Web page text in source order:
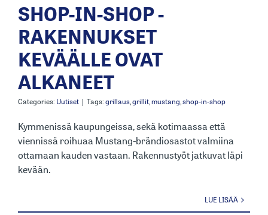
SHOP-IN-SHOP -
RAKENNUKSET
KEVÄÄLLE OVAT
ALKANEET
Categories: Uutiset | Tags:grillaus,grillit,mustang,shop-in-shop
Kymmenissä kaupungeissa, sekä kotimaassa että
viennissä roihuaa Mustang-brändiosastot valmiina
ottamaan kauden vastaan. Rakennustyöt jatkuvat läpi
kevään.
LUE LISÄÄ